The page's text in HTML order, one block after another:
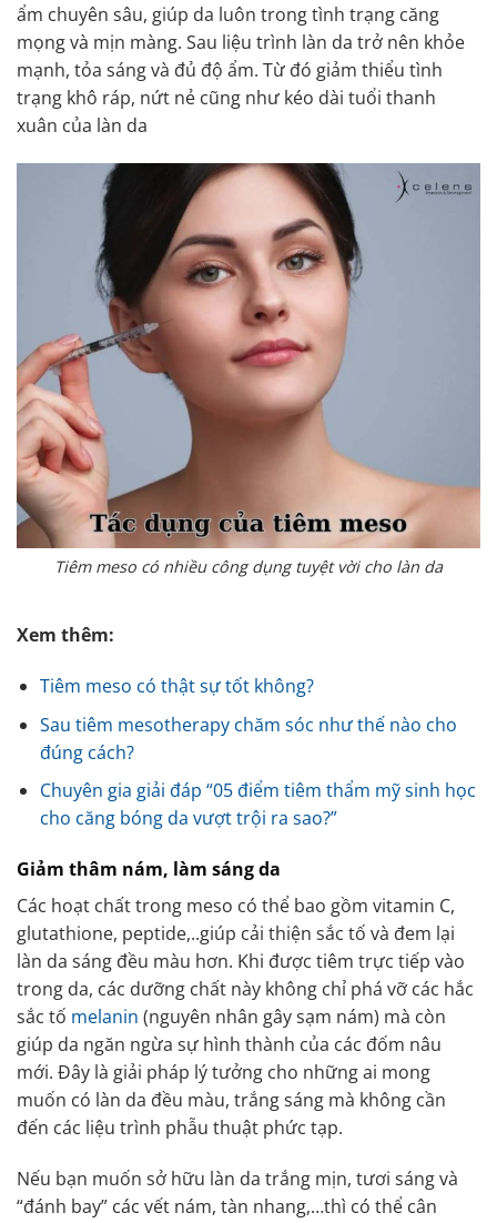
ẩm chuyên sâu, giúp da luôn trong tình trạng căng
mọng và mịn màng. Sau liệu trình làn da trở nên khỏe
mạnh, tỏa sáng và đủ độ ẩm. Từ đó giảm thiểu tình
trạng khô ráp, nứt nẻ cũng như kéo dài tuổi thanh
xuân của làn da
Tiêm meso có nhiều công dụng tuyệt vời cho làn da
Xem thêm:
Tiêm meso có thật sự tốt không?
Sau tiêm mesotherapy chăm sóc như thế nào cho
đúng cách?
Chuyên gia giải đáp “05 điểm tiêm thẩm mỹ sinh học
cho căng bóng da vượt trội ra sao?”
Giảm thâm nám, làm sáng da
Các hoạt chất trong meso có thể bao gồm vitamin C,
glutathione, peptide,..giúp cải thiện sắc tố và đem lại
làn da sáng đều màu hơn. Khi được tiêm trực tiếp vào
trong da, các dưỡng chất này không chỉ phá vỡ các hắc
sắc tố melanin (nguyên nhân gây sạm nám) mà còn
giúp da ngăn ngừa sự hình thành của các đốm nâu
mới. Đây là giải pháp lý tưởng cho những ai mong
muốn có làn da đều màu, trắng sáng mà không cần
đến các liệu trình phẫu thuật phức tạp.
Nếu bạn muốn sở hữu làn da trắng mịn, tươi sáng và
“đánh bay” các vết nám, tàn nhang,…thì có thể cân